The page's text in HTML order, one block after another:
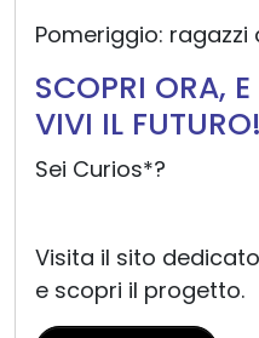
Pomeriggio:
SCOPRI ORA, E
VIVI IL FUTURO!
Sei Curios*?
Visita il sito
e scopri il progetto.